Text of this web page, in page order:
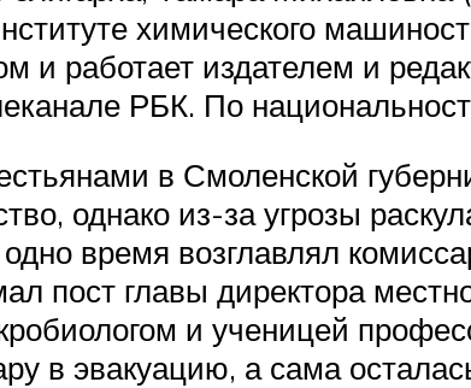
химического
и работает издателем и
РБК. По
в Смоленской
однако из-за угрозы
время возглавлял
пост главы директора
и ученицей
в эвакуацию, а сама